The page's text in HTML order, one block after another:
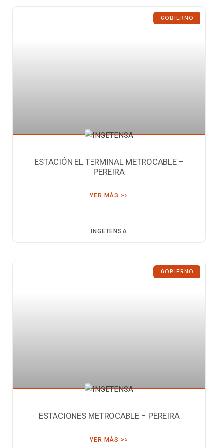
GOBIERNO
ESTACIÓN EL TERMINAL METROCABLE –
PEREIRA
VER MÁS >>
INGETENSA
GOBIERNO
ESTACIONES METROCABLE – PEREIRA
VER MÁS >>